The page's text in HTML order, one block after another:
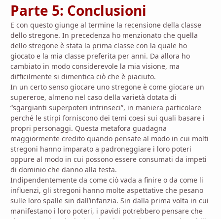
Parte 5: Conclusioni
E con questo giunge al termine la recensione della classe
dello stregone. In precedenza ho menzionato che quella
dello stregone è stata la prima classe con la quale ho
giocato e la mia classe preferita per anni. Da allora ho
cambiato in modo considerevole la mia visione, ma
difficilmente si dimentica ciò che è piaciuto.
In un certo senso giocare uno stregone è come giocare un
supereroe, almeno nel caso della varietà dotata di
“sgargianti superpoteri intrinseci”, in maniera particolare
perché le stirpi forniscono dei temi coesi sui quali basare i
propri personaggi. Questa metafora guadagna
maggiormente credito quando pensate al modo in cui molti
stregoni hanno imparato a padroneggiare i loro poteri
oppure al modo in cui possono essere consumati da impeti
di dominio che danno alla testa.
Indipendentemente da come ciò vada a finire o da come li
influenzi, gli stregoni hanno molte aspettative che pesano
sulle loro spalle sin dall’infanzia. Sin dalla prima volta in cui
manifestano i loro poteri, i pavidi potrebbero pensare che